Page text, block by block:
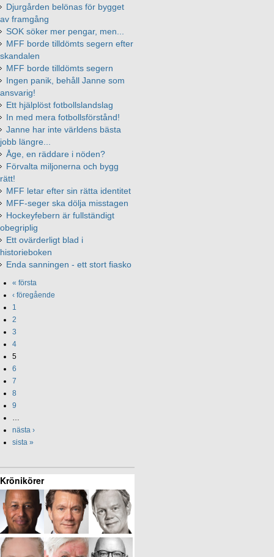
Djurgården belönas för bygget
av framgång
SOK söker mer pengar, men...
MFF borde tilldömts segern efter
skandalen
MFF borde tilldömts segern
Ingen panik, behåll Janne som
ansvarig!
Ett hjälplöst fotbollslandslag
In med mera fotbollsförstånd!
Janne har inte världens bästa
jobb längre...
Åge, en räddare i nöden?
Förvalta miljonerna och bygg
rätt!
MFF letar efter sin rätta identitet
MFF-seger ska dölja misstagen
Hockeyfebern är fullständigt
obegriplig
Ett ovärderligt blad i
historieboken
Enda sanningen - ett stort fiasko
« första
‹ föregående
1
2
3
4
5
6
7
8
9
…
nästa ›
sista »
Krönikörer